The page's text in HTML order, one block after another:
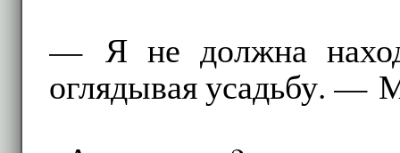
— Я не должна
оглядывая усадьбу. —